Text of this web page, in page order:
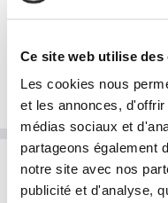
Ce site web utilise des
Les cookies nous
et les annonces,
médias sociaux et
partageons également
notre site avec nos
publicité et d'analyse,
Ajouter
INFORMATIONS PRATIQUES